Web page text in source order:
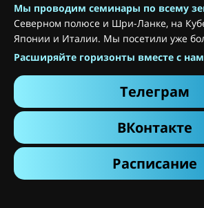
Мы проводим семинары по всему
Северном полюсе и Шри-Ланке, на
Японии и Италии. Мы посетили уже
Расширяйте горизонты вместе с
Телеграм
ВКонтакте
Расписание